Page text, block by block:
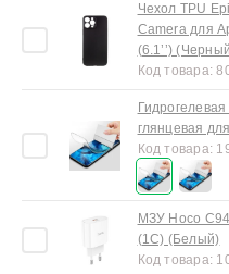
Чехол TPU
Camera для
(6.1’’)
Код товара:
глянцевая
Код товара:
МЗУ Hoco
(1C) (Белый)
Код товара: